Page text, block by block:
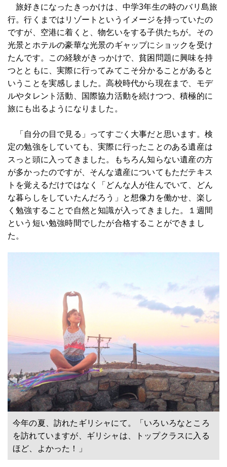
旅好きになったきっかけは、中学3年生の時のバリ島旅
行。行くまではリゾートというイメージを持っていたの
ですが、空港に着くと、物乞いをする子供たちが。その
光景とホテルの豪華な光景のギャップにショックを受け
たんです。この経験がきっかけで、貧困問題に興味を持
つとともに、実際に行ってみてこそ分かることがあると
いうことを実感しました。高校時代から現在まで、モデ
ルやタレント活動、国際協力活動を続けつつ、積極的に
旅にも出るようになりました。
「自分の目で見る」ってすごく大事だと思います。検
定の勉強をしていても、実際に行ったことのある遺産は
スっと頭に入ってきました。もちろん知らない遺産の方
が多かったのですが、そんな遺産についてもただテキス
トを覚えるだけではなく「どんな人が住んでいて、どん
な暮らしをしていたんだろう」と想像力を働かせ、楽し
く勉強することで自然と知識が入ってきました。１週間
という短い勉強時間でしたが合格することができまし
た。
今年の夏、訪れたギリシャにて。「いろいろなところ
を訪れていますが、ギリシャは、トップクラスに入る
ほど、よかった！」